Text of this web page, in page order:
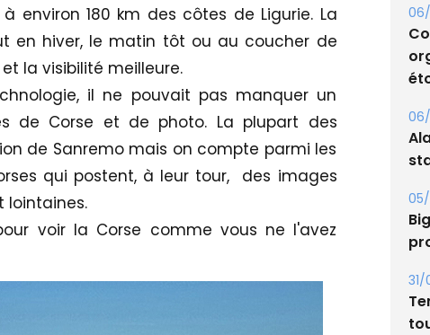
environ 180 km des côtes de Ligurie. La
en hiver, le matin tôt ou au coucher de
la visibilité meilleure.
il ne pouvait pas manquer un
de Corse et de photo. La plupart des
de Sanremo mais on compte parmi les
qui postent, à leur tour, des images
lointaines.
voir la Corse comme vous ne l'avez